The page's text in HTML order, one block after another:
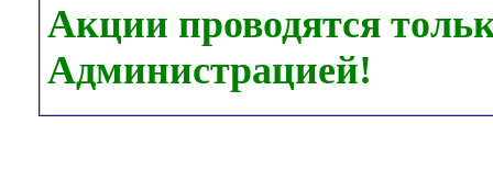
Акции проводятся
Администрацией!